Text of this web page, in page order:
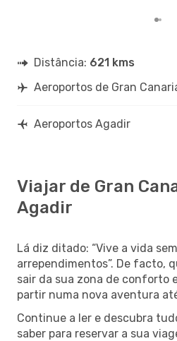
Distância: 621 kms
Aeroportos de Gran
Aeroportos Agadir
Viajar de Gran
Agadir
Lá diz ditado: “Vive a vida
arrependimentos”. De facto,
sair da sua zona de conforto
partir numa nova aventura
Continue a ler e descubra
saber para reservar a sua